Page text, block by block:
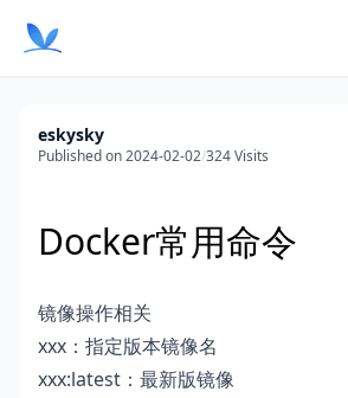
eskysky
Published on 2024-02-02/324 Visits
Docker常用命令
镜像操作相关
xxx：指定版本镜像名
xxx:latest：最新版镜像